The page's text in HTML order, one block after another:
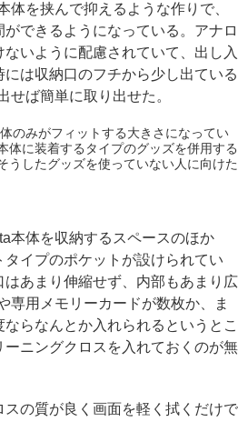
を挟んで抑えるような作りで、
できるようになっている。アナロ
いように配慮されていて、出し入
は収納口のフチから少し出ている
せば簡単に取り出せた。
のみがフィットする大きさになってい
体に装着するタイプのグッズを併用する
うしたグッズを使っていない人に向けた
本体を収納するスペースのほか
イプのポケットが設けられてい
あまり伸縮せず、内部もあまり広
専用メモリーカードが数枚か、ま
らなんとか入れられるというとこ
ニングクロスを入れておくのが無
の質が良く画面を軽く拭くだけで